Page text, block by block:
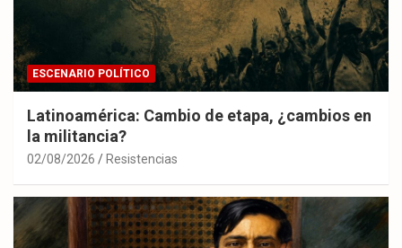
ESCENARIO POLÍTICO
Latinoamérica: Cambio de etapa, ¿cambios en
la militancia?
02/08/2026 Resistencias